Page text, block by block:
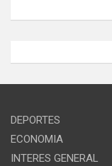
DEPORTES
ECONOMIA
INTERES GENERAL